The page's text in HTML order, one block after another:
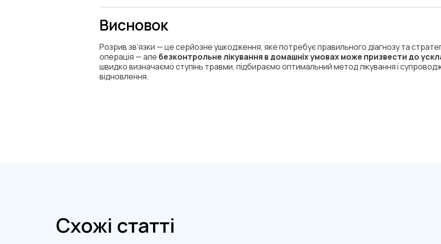
Висновок
Розрив зв’язки — це серйозне ушкодження, яке потребує правильного діагнозу та
операція — але безконтрольне лікування в домашніх умовах може призвести до
швидко визначаємо ступінь травми, підбираємо оптимальний метод лікування і
відновлення.
Схожі статті